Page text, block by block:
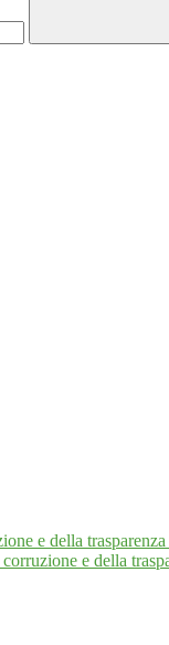
e della trasparenza
e della